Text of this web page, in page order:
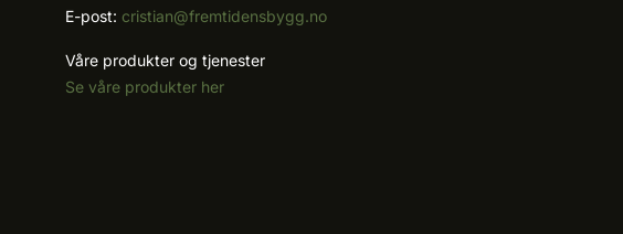
E-post: cristian@fremtidensbygg.no
Våre produkter og tjenester
Se våre produkter her